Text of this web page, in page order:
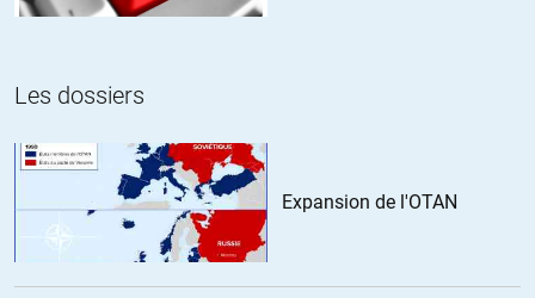
démocratie.
Et ça continuera, il suffit d’observer la topographie.
+6 ALERTER
RGT//08.03.2021 à 20h30
L’Afghanistan est surtout depuis « la nuit des temps » un pays
Les dossiers
Expansion de l'OTAN